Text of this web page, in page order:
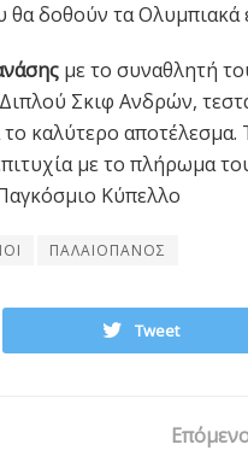
δοθούν τα Ολυμπιακά
με το συναθλητή
Σκιφ Ανδρών,
καλύτερο αποτέλεσμα.
με το πλήρωμα
Κύπελλο
ΠΑΛΑΙΟΠΑΝΟΣ
Tweet